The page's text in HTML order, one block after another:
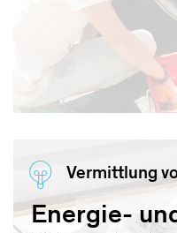
Vermittlung
Energie-